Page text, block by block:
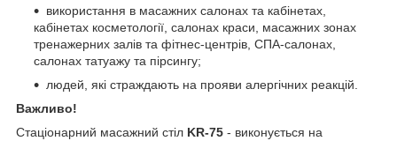
використання в масажних салонах та кабінетах,
кабінетах косметології, салонах краси, масажних зонах
тренажерних залів та фітнес-центрів, СПА-салонах,
салонах татуажу та пірсингу;
людей, які страждають на прояви алергічних реакцій.
Важливо!
Стаціонарний масажний стіл KR-75 - виконується на